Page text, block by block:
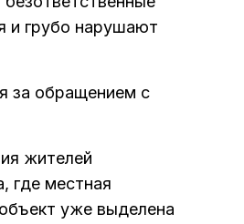
и грубо нарушают
за обращением с
жителей
где местная
уже выделена